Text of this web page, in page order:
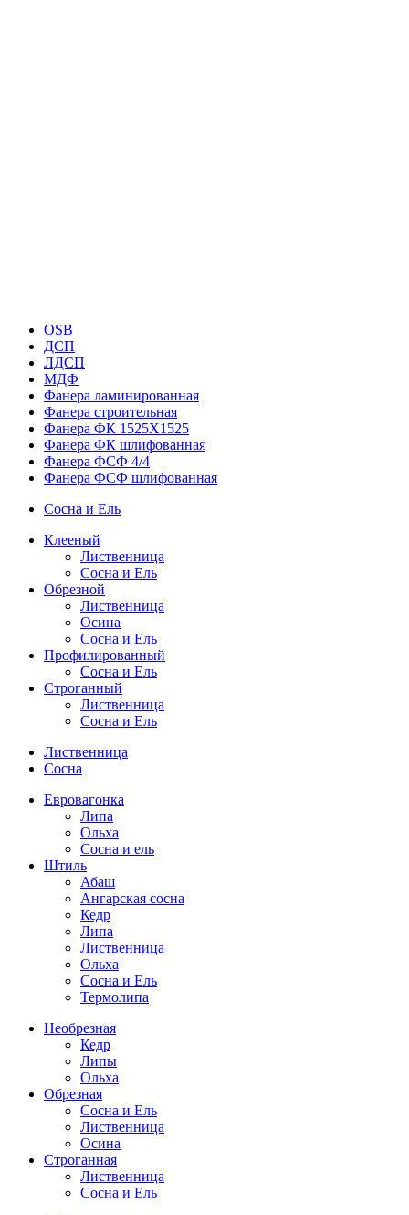
OSB
ДСП
ЛДСП
МДФ
Фанера ламинированная
Фанера строительная
Фанера ФК 1525Х1525
Фанера ФК шлифованная
Фанера ФСФ 4/4
Фанера ФСФ шлифованная
Сосна и Ель
Клееный
Лиственница
Сосна и Ель
Обрезной
Лиственница
Осина
Сосна и Ель
Профилированный
Сосна и Ель
Строганный
Лиственница
Сосна и Ель
Лиственница
Сосна
Евровагонка
Липа
Ольха
Сосна и ель
Штиль
Абаш
Ангарская сосна
Кедр
Липа
Лиственница
Ольха
Сосна и Ель
Термолипа
Необрезная
Кедр
Липы
Ольха
Обрезная
Cосна и Ель
Лиственница
Осина
Строганная
Лиственница
Сосна и Ель